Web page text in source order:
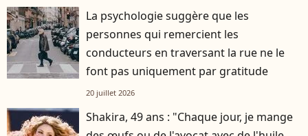
La psychologie suggère que les
personnes qui remercient les
conducteurs en traversant la rue ne le
font pas uniquement par gratitude
20 juillet 2026
Shakira, 49 ans : "Chaque jour, je mange